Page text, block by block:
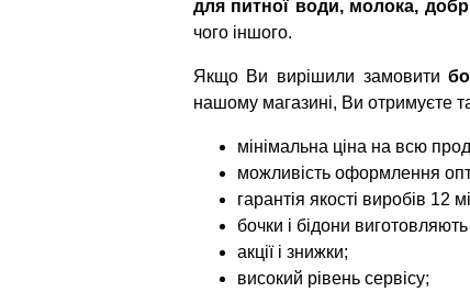
для питної води, молока,
чого іншого.
Якщо Ви вирішили замовити
нашому магазині, Ви отримуєте
мінімальна ціна на всю
можливість оформлення
гарантія якості виробів 12
бочки і бідони
акції і знижки;
високий рівень сервісу;